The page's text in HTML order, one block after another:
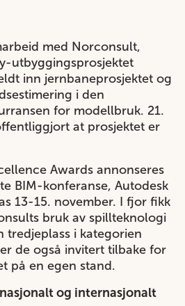
med Norconsult,
utbyggingsprosjektet
inn jernbaneprosjektet og
i den
for modellbruk. 21.
at prosjektet er
Awards annonseres
BIM-konferanse, Autodesk
13-15. november. I fjor fikk
bruk av spillteknologi
tredjeplass i kategorien
de også invitert tilbake for
på en egen stand.
og internasjonalt